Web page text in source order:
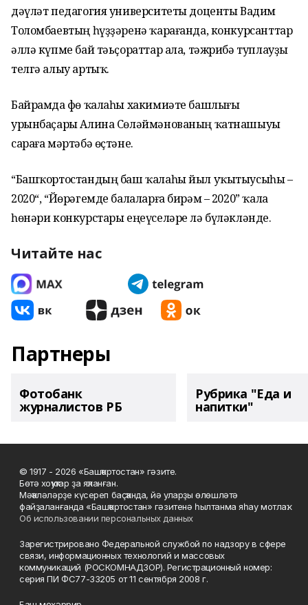
дәүләт педагогия университеты доценты Вадим
Толомбаевтың һүҙҙәренә ҡарағанда, конкурсанттар
әллә күпме бай тәьҫораттар ала, тәжрибә туплауҙы
телгә алыу артыҡ.
Байрамда Өфө ҡалаһы хакимиәте башлығы
урынбаҫары Алина Сөләймәнованың ҡатнашыуы
сараға мәртәбә өҫтәне.
“Башҡортостандың баш ҡалаһы йыл уҡытыусыһы –
2020“, “Йөрәгемде балаларға бирәм – 2020” ҡала
һөнәри конкурстары еңеүселәре лә бүләкләнде.
Читайте нас
Партнеры
Фотобанк
журналистов РБ
Рубрика "Еда и
напитки"
© 1917 - 2026 «Башҡортостан» гәзите.
Бөтә хоҡуҡтар ҙа яҡланған.
Мәҡәләләрҙе күсереп баҫҡанда, йә уларҙы өлөшләтә
файҙаланғанда «Башҡортостан» гәзитенә һылтанма яһау мотлаҡ.
Об использовании персональных данных
Зарегистрировано Федеральной службой по надзору в сфере
связи, информационных технологий и массовых
коммуникаций (РОСКОМНАДЗОР). Регистрационный номер:
серия ПИ ФС77-33205 от 11 сентября 2008 г.